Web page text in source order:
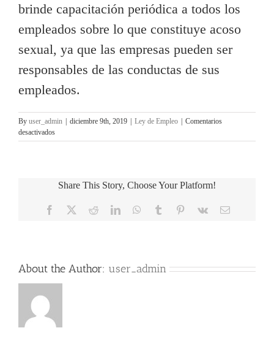
brinde capacitación periódica a todos los
empleados sobre lo que constituye acoso
sexual, ya que las empresas pueden ser
responsables de las conductas de sus
empleados.
By user_admin | diciembre 9th, 2019 | Ley de Empleo | Comentarios
desactivados
[OC
Acoso
Share This Story, Choose Your Platform!
Facebook RedditLinkedInWhatsApp
Tumblr Pinterest
Vk Email
About the Author: user_admin